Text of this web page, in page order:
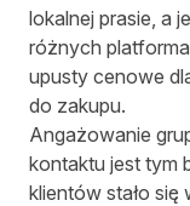
lokalnej prasie, a
różnych
upusty cenowe
do zakupu.
Angażowanie
kontaktu jest tym
klientów stało